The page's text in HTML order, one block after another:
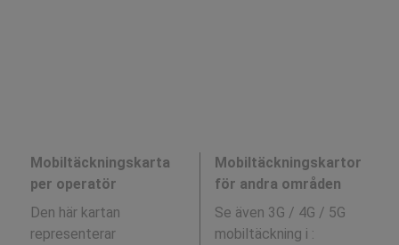
Mobiltäckningskarta
per operatör
Den här kartan
representerar
Mobiltäckningskartor
för andra områden
Se även 3G / 4G / 5G
mobiltäckning i :